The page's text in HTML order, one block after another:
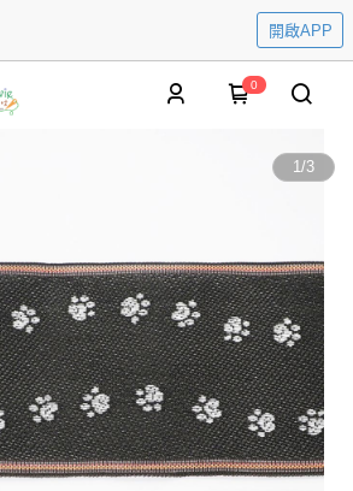
開啟APP
0
1/3